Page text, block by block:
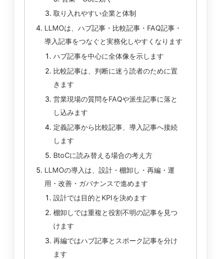
取り入れやすい企業と体制
LLMOは、ハブ記事・比較記事・FAQ記事・
導入記事をつなぐと実務化しやすくなります
ハブ記事を中心に全体像を示します
比較記事は、判断に迷う読者のために置
きます
営業現場の質問をFAQや派生記事に落と
し込みます
定義記事から比較記事、導入記事へ接続
します
BtoCに読み替える場合の考え方
LLMOの導入は、設計・棚卸し・再編・運
用・改善・ガバナンスで進めます
設計では目的とKPIを決めます
棚卸しでは重複と役割不明の記事を見つ
けます
再編ではハブ記事とスポーク記事を分け
ます